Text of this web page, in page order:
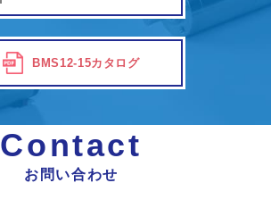
BMS12-15カタログ
Contact
お問い合わせ